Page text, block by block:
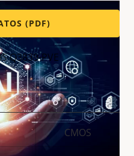
(PDF)
Q3839-PVE
CMOS